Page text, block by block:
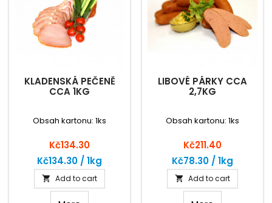
KLADENSKÁ PEČENĚ
CCA 1KG
Obsah kartonu: 1ks
Price
Kč134.30
Kč134.30 / 1kg
 Add to cart
LIBOVÉ PÁRKY CCA
2,7KG
Obsah kartonu: 1ks
Price
Kč211.40
Kč78.30 / 1kg
 Add to cart